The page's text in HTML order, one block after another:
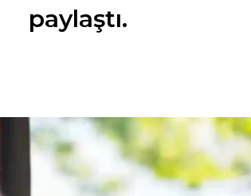
paylaştı.